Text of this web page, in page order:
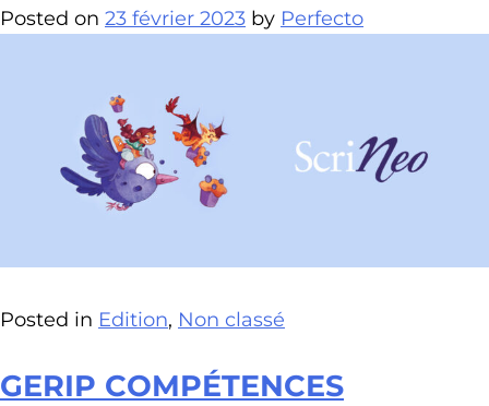
Posted on 23 février 2023 by Perfecto
Posted in Edition, Non classé
GERIP COMPÉTENCES